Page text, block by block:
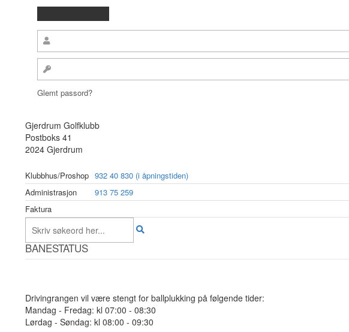
Glemt passord?
Gjerdrum Golfklubb
Postboks 41
2024 Gjerdrum
Klubbhus/Proshop 932 40 830 (i åpningstiden)
Administrasjon
913 75 259
Faktura
BANESTATUS
Drivingrangen vil være stengt for ballplukking på følgende tider:
Mandag - Fredag: kl 07:00 - 08:30
Lørdag - Søndag: kl 08:00 - 09:30